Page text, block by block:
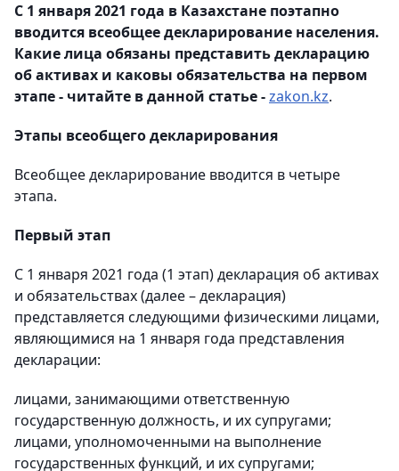
С 1 января 2021 года в Казахстане поэтапно
вводится всеобщее декларирование населения.
Какие лица обязаны представить декларацию
об активах и каковы обязательства на первом
этапе - читайте в данной статье -zakon.kz.
Этапы всеобщего декларирования
Всеобщее декларирование вводится в четыре
этапа.
Первый этап
С 1 января 2021 года (1 этап) декларация об активах
и обязательствах (далее – декларация)
представляется следующими физическими лицами,
являющимися на 1 января года представления
декларации:
лицами, занимающими ответственную
государственную должность, и их супругами;
лицами, уполномоченными на выполнение
государственных функций, и их супругами;